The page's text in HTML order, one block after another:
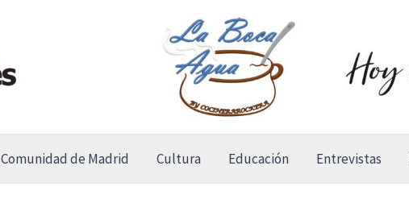
Comunidad de Madrid Cultura Educación Entrevistas